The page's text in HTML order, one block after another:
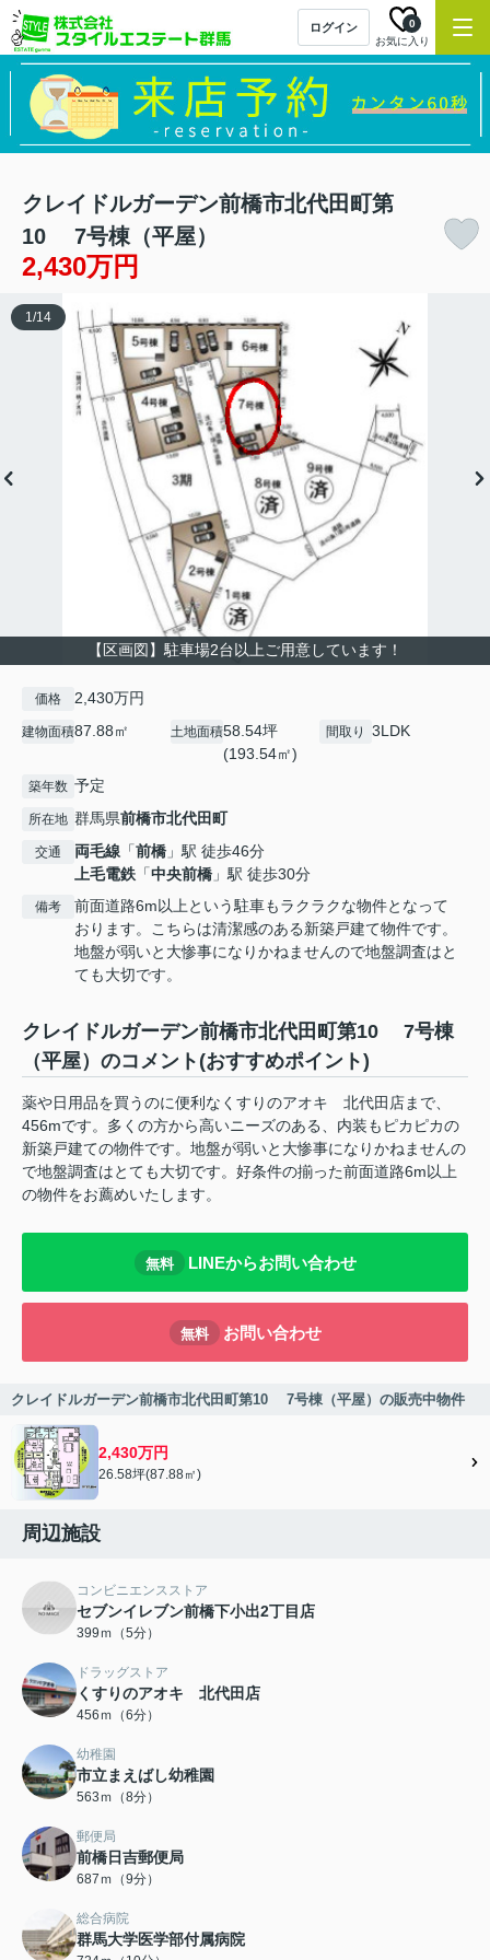
ログイン
お気に入り
0
クレイドルガーデン前橋市北代田町第
10 7号棟（平屋）
2,430万円
【区画図】駐車場2台以上ご用意しています！
1 /14
価格 2,430万円
建物面積87.88㎡ 土地面積58.54坪
(193.54㎡)
間取り 3LDK
築年数 予定
所在地 群馬県前橋市北代田町
交通 両毛線 「前橋 」駅 徒歩46分
上毛電鉄 「中央前橋 」駅 徒歩30分
備考
前面道路6m以上という駐車もラクラクな物件となって
おります。こちらは清潔感のある新築戸建て物件です。
地盤が弱いと大惨事になりかねませんので地盤調査はと
ても大切です。
クレイドルガーデン前橋市北代田町第10 7号棟
（平屋）のコメント(おすすめポイント)
薬や日用品を買うのに便利なくすりのアオキ 北代田店まで、
456mです。多くの方から高いニーズのある、内装もピカピカの
新築戸建ての物件です。地盤が弱いと大惨事になりかねませんの
で地盤調査はとても大切です。好条件の揃った前面道路6m以上
の物件をお薦めいたします。
無料 LINEからお問い合わせ
無料 お問い合わせ
クレイドルガーデン前橋市北代田町第10 7号棟（平屋）の販売中物件
2,430万円
26.58坪(87.88㎡)
周辺施設
コンビニエンスストア
セブンイレブン前橋下小出2丁目店
399ｍ（5分）
ドラッグストア
くすりのアオキ 北代田店
456ｍ（6分）
幼稚園
市立まえばし幼稚園
563ｍ（8分）
郵便局
前橋日吉郵便局
687ｍ（9分）
総合病院
群馬大学医学部付属病院